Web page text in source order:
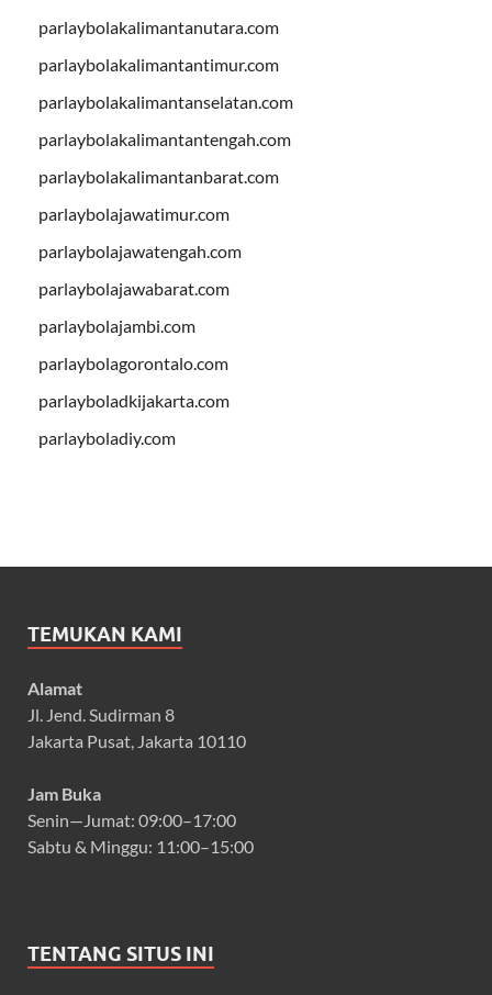
parlaybolakalimantanutara.com
parlaybolakalimantantimur.com
parlaybolakalimantanselatan.com
parlaybolakalimantantengah.com
parlaybolakalimantanbarat.com
parlaybolajawatimur.com
parlaybolajawatengah.com
parlaybolajawabarat.com
parlaybolajambi.com
parlaybolagorontalo.com
parlayboladkijakarta.com
parlayboladiy.com
TEMUKAN KAMI
Alamat
Jl. Jend. Sudirman 8
Jakarta Pusat, Jakarta 10110
Jam Buka
Senin—Jumat: 09:00–17:00
Sabtu & Minggu: 11:00–15:00
TENTANG SITUS INI